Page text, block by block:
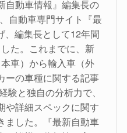
自動車情報』編集長の
自動車専門サイト『最
、編集長として12年間
た。これまでに、新
車）から輸入車（外
ーの車種に関する記事
験と独自の分析力で、
や詳細スペックに関す
ました。『最新自動車